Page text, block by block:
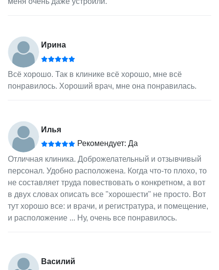
Ирина
Всё хорошо. Так в клинике всё хорошо, мне всё
понравилось. Хороший врач, мне она понравилась.
Илья
Рекомендует: Да
Отличная клиника. Доброжелательный и отзывчивый
персонал. Удобно расположена. Когда что-то плохо, то
не составляет труда повествовать о конкретном, а вот
в двух словах описать все "хорошести" не просто. Вот
тут хорошо все: и врачи, и регистратура, и помещение,
и расположение ... Ну, очень все понравилось.
Василий